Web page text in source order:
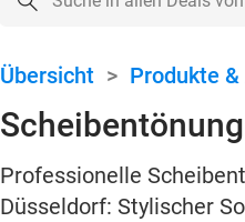
Übersicht > Produkte
Professionelle
Düsseldorf: Stylischer